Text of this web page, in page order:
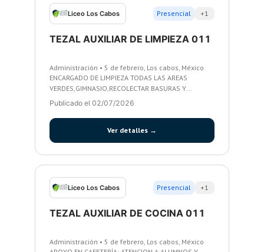
Liceo Los Cabos Presencial +1
TEZAL AUXILIAR DE LIMPIEZA 011
Administración • 5 de febrero, Los cabos, México
ENCARGADO DE LIMPIEZA TODAS LAS AREAS
VERDES,GIMNASIO,RECOLECTAR BASURAS Y
LIMPIEZA DONDE SE REQUIERA APOYO. APOYO EN
MANTENIMIENTO CUANDO SE REQUIERA ETC
Publicado el 02/07/2026
Ver detalles →
Liceo Los Cabos Presencial +1
TEZAL AUXILIAR DE COCINA 011
Administración • 5 de febrero, Los cabos, México